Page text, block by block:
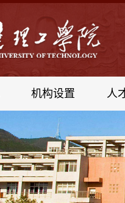
机构设置 人